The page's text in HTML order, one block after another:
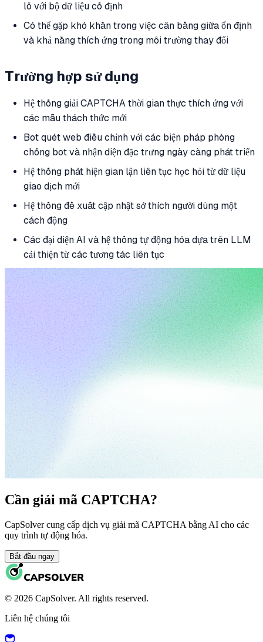
lô với bộ dữ liệu cố định
Có thể gặp khó khăn trong việc cân bằng giữa ổn định
và khả năng thích ứng trong môi trường thay đổi
Trường hợp sử dụng
Hệ thống giải CAPTCHA thời gian thực thích ứng với
các mẫu thách thức mới
Bot quét web điều chỉnh với các biện pháp phòng
chống bot và nhận diện đặc trưng ngày càng phát triển
Hệ thống phát hiện gian lận liên tục học hỏi từ dữ liệu
giao dịch mới
Hệ thống đề xuất cập nhật sở thích người dùng một
cách động
Các đại diện AI và hệ thống tự động hóa dựa trên LLM
cải thiện từ các tương tác liên tục
Cần giải mã CAPTCHA?
CapSolver cung cấp dịch vụ giải mã CAPTCHA bằng AI cho các
quy trình tự động hóa.
Bắt đầu ngay
© 2026 CapSolver. All rights reserved.
Liên hệ chúng tôi